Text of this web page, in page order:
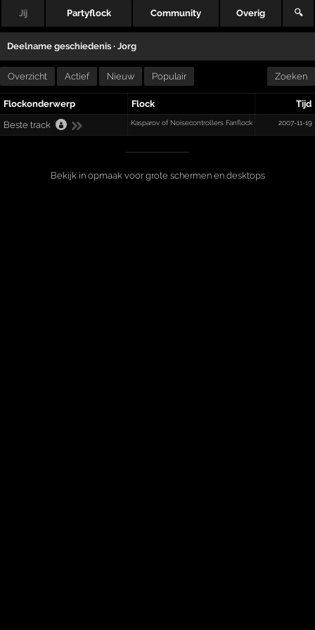
Jij Partyflock Community Overig 🔍
Deelname geschiedenis ·Jorg
Overzicht Actief Nieuw Populair Zoeken
Flockonderwerp Flock
Tijd
Beste track
Kasparov of Noisecontrollers Fanflock 2007-11-19
Bekijk in opmaak voor grote schermen en desktops